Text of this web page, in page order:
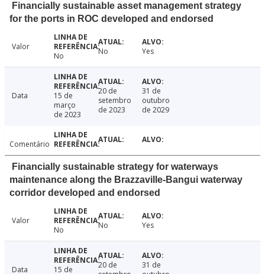
Financially sustainable asset management strategy
for the ports in ROC developed and endorsed
Valor
No
No Yes
Data
15 de
março
de 2023
20 de
setembro
de 2023
31 de
outubro
de 2029
Comentário
Financially sustainable strategy for waterways
maintenance along the Brazzaville-Bangui waterway
corridor developed and endorsed
Valor
No
No Yes
Data 15 de
20 de
31 de